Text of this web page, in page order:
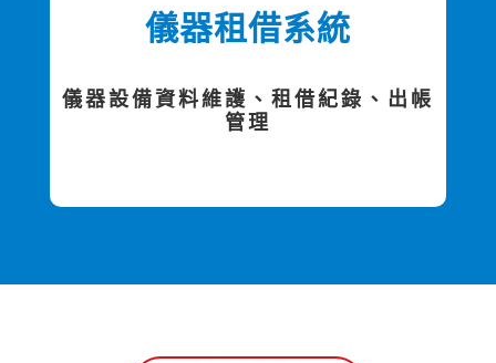
儀器租借系統
儀器設備資料維護、租借紀錄、出帳
管理